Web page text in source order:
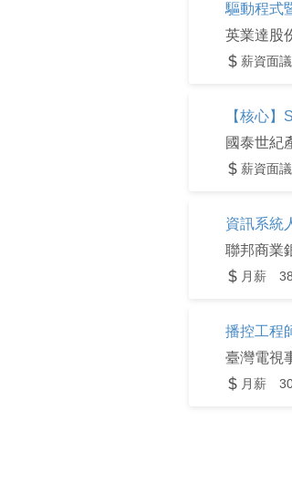
驅動程式
英業達股
薪資面
【核心】
國泰世紀
薪資面
資訊系統
聯邦商業
月薪
播控工程
臺灣電視
月薪